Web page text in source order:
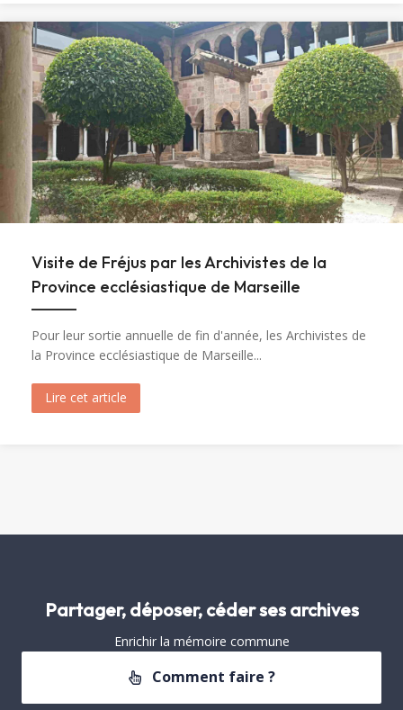
Visite de Fréjus par les Archivistes de la
Province ecclésiastique de Marseille
Pour leur sortie annuelle de fin d'année, les Archivistes de
la Province ecclésiastique de Marseille...
Lire cet article
Partager, déposer, céder ses archives
Enrichir la mémoire commune
Comment faire ?